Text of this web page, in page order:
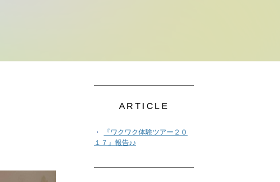
ARTICLE
『ワクワク体験ツアー２０
１７』報告♪♪